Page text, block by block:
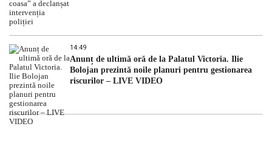
14:49
Anunț de ultimă oră de la Palatul Victoria. Ilie
Bolojan prezintă noile planuri pentru gestionarea
riscurilor – LIVE VIDEO